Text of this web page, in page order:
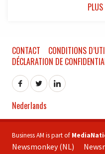
CONTACT
CONDITIONS
DÉCLARATION DE
Nederlands
Business AM is part of
Newsmonkey (NL)